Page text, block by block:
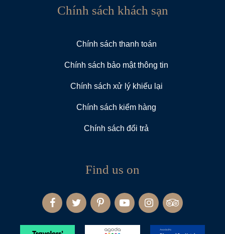
Chính sách khách sạn
Chính sách thanh toán
Chính sách bảo mật thông tin
Chính sách xử lý khiếu lại
Chính sách kiểm hàng
Chính sách đổi trả
Find us on